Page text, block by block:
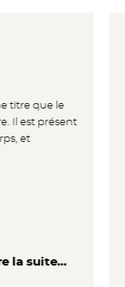
titre que le
Il est présent
et
la suite...